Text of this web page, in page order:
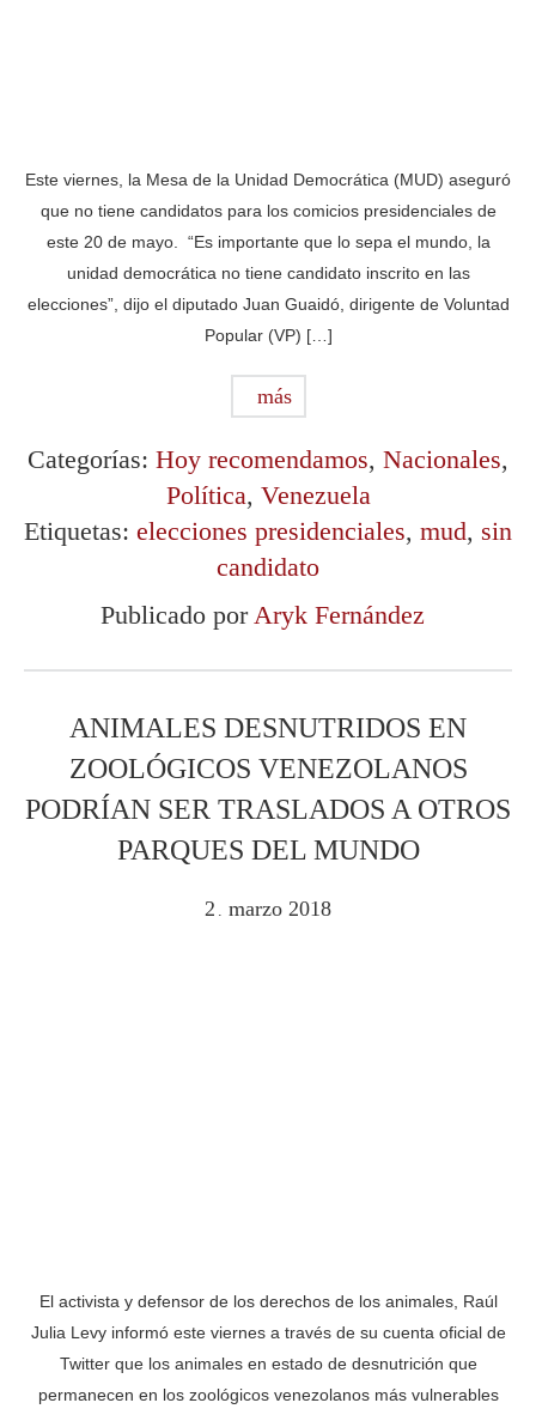
Este viernes, la Mesa de la Unidad Democrática (MUD) aseguró
que no tiene candidatos para los comicios presidenciales de
este 20 de mayo. “Es importante que lo sepa el mundo, la
unidad democrática no tiene candidato inscrito en las
elecciones”, dijo el diputado Juan Guaidó, dirigente de Voluntad
Popular (VP) […]
más
Categorías: Hoy recomendamos, Nacionales,
Política, Venezuela
Etiquetas: elecciones presidenciales, mud, sin
candidato
Publicado por Aryk Fernández
ANIMALES DESNUTRIDOS EN
ZOOLÓGICOS VENEZOLANOS
PODRÍAN SER TRASLADOS A OTROS
PARQUES DEL MUNDO
2 marzo 2018
El activista y defensor de los derechos de los animales, Raúl
Julia Levy informó este viernes a través de su cuenta oficial de
Twitter que los animales en estado de desnutrición que
permanecen en los zoológicos venezolanos más vulnerables